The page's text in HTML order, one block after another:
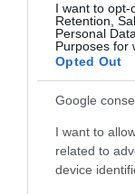
I want to opt-
Retention,
Personal
Purposes for
Opted Out
Google
I want to
related to
device
PRAZERES
'Quase
15 Set 11:21